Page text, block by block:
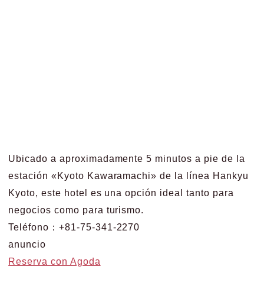
Ubicado a aproximadamente 5 minutos a pie de la
estación «Kyoto Kawaramachi» de la línea Hankyu
Kyoto, este hotel es una opción ideal tanto para
negocios como para turismo.
Teléfono：+81-75-341-2270
anuncio
Reserva con Agoda